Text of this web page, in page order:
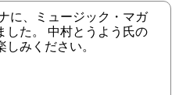
に、ミュージック・マガ
した。 中村とうよう氏の
みください。